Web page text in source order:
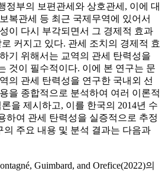
정부의 보편관세와 상호관세, 이에 대
복관세 등 최근 국제무역에 있어서
이 다시 부각되면서 그 경제적 효과
커지고 있다. 관세 조치의 경제적 효
기 위해서는 교역의 관세 탄력성을
것이 필수적이다. 이에 본 연구는 문
의 관세 탄력성을 연구한 국내외 선
을 종합적으로 분석하여 여러 이론적
을 제시하고, 이를 한국의 2014년 수
하여 관세 탄력성을 실증적으로 추정
의 주요 내용 및 분석 결과는 다음과
Guimbard, and Orefice(2022)의